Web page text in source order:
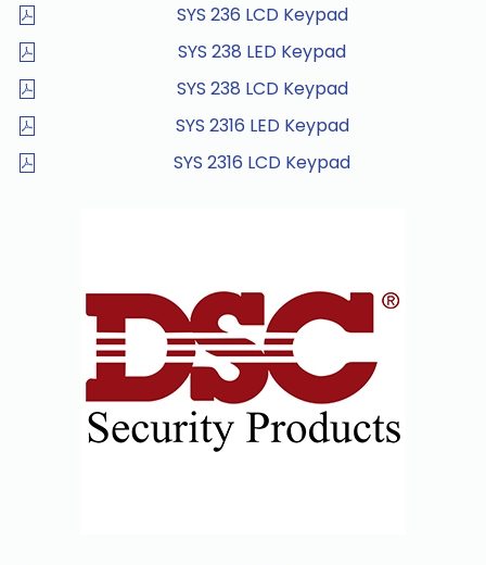
SYS 236 LCD Keypad
SYS 238 LED Keypad
SYS 238 LCD Keypad
SYS 2316 LED Keypad
SYS 2316 LCD Keypad